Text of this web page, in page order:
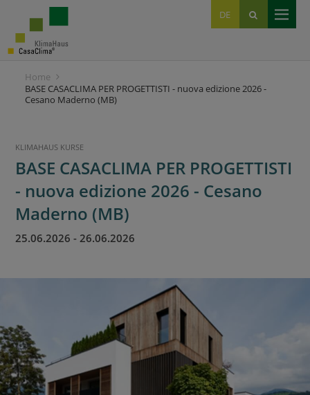
DE
IT
EN
Home
BASE CASACLIMA PER PROGETTISTI - nuova edizione 2026 -
Cesano Maderno (MB)
KLIMAHAUS KURSE
BASE CASACLIMA PER PROGETTISTI
- nuova edizione 2026 - Cesano
Maderno (MB)
25.06.2026- 26.06.2026